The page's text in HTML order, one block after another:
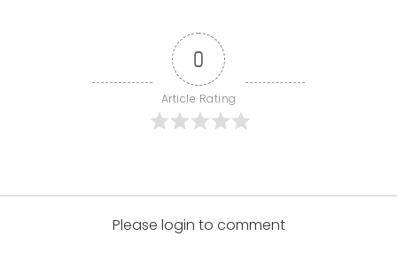
0
Article Rating
Please login to comment